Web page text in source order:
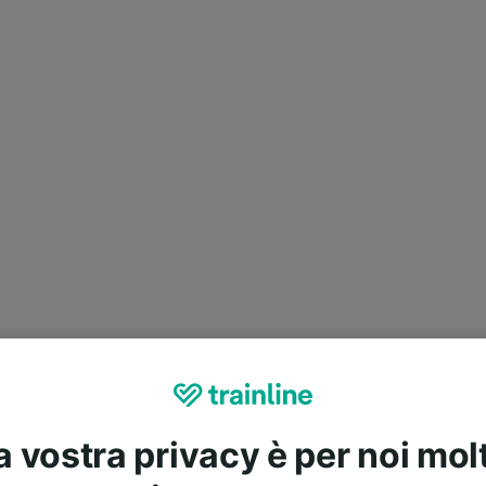
vostra privacy è per noi